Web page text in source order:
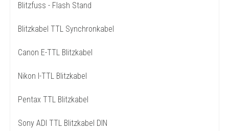
Blitzfuss - Flash Stand
Blitzkabel TTL Synchronkabel
Canon E-TTL Blitzkabel
Nikon I-TTL Blitzkabel
Pentax TTL Blitzkabel
Sony ADI TTL Blitzkabel DIN